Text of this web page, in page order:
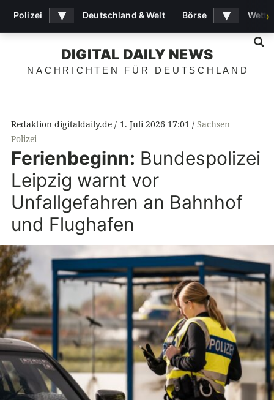
DIGITAL DAILY NEWS
NACHRICHTEN FÜR DEUTSCHLAND
Redaktion digitaldaily.de 1. Juli 2026 17:01
Sachsen
Polizei
Ferienbeginn: Bundespolizei
Leipzig warnt vor
Unfallgefahren an Bahnhof
und Flughafen
Polizei ▾ Deutschland & Welt Börse ▾ ›